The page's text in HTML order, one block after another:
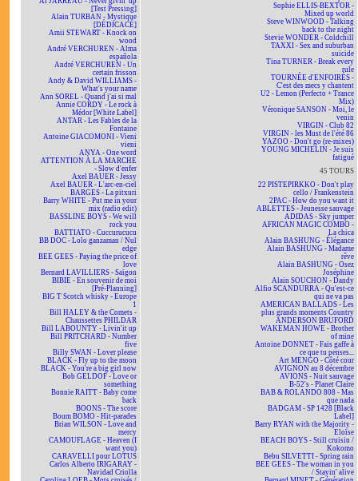
[Test Pressing]
Alain TURBAN - Mystique
[DÉDICACÉ]
Amii STEWART - Knock on
wood
André VERCHUREN - Alma
española
André VERCHUREN - Un
certain frisson
Andy & David WILLIAMS -
What's your name
Ann SOREL - Quand j'ai si mal
Annie CORDY - Le rock à
Médor [White Label]
ANTAR - Les Fables de la
Fontaine
Antoine GIACOMONI - Vieni
vieni
ANYA - One word
ATTENTION À LA MARCHE
- Slow d'enfer
Axel BAUER - Jessy
Axel BAUER - L'arc-en-ciel
BARGES - La pitxuri
Barry WHITE - Put me in your
mix (radio edit)
BASSLINE BOYS - We will
rock you
BATTIATO - Cuccurucucu
BB DOC - Lolo ganzaman / Nul
edge
BEE GEES - Paying the price of
love
Bernard LAVILLIERS - Saïgon
BIBIE - En souvenir de moi
[Pré-Planning]
BIG T Scotch whisky - Europe
1
Bill HALEY & the Comets -
Chaussettes PHILDAR
Bill LABOUNTY - Livin'it up
Bill PRITCHARD - Number
five
Billy SWAN - Lover please
BLACK - Fly up to the moon
BLACK - You're a big girl now
Bob GELDOF - Love or
something
Bonnie RAITT - Baby come
back
BOONS - The score
Boum BOMO - Hit-parades
Brian WILSON - Love and
mercy
CAMOUFLAGE - Heaven (I
want you)
CARAVELLI pour LOTUS
Carlos Alberto IRIGARAY -
Navidad Criolla
Sophie ELLIS-BEXTOR -
Mixed up world
Steve WINWOOD - Talking
back to the night
Stevie WONDER - Coldchill
TAXXI - Sex and suburban
suicide
Tina TURNER - Break every
rule
TOURNÉE d'ENFOIRÉS -
C'est des mecs y chantent
U2 - Lemon (Perfecto + Trance
Mix)
Véronique SANSON - Moi, le
venin
VIRGIN - Club 82
VIRGIN - les Must de l'été 86
YAZOO - Don't go (re-mixes)
YOUNG MICHELIN - Je suis
fatigué
45 TOURS
22 PISTEPIRKKO - Don't play
cello / Frankenstein
2PAC - How do you want it
ABLETTES - Jeunesse sauvage
ADIDAS - Sky jumper
AFRICAN MAGIC COMBO -
La chica
Alain BASHUNG - Élégance
Alain BASHUNG - Madame
rêve
Alain BASHUNG - Osez
Joséphine
Alain SOUCHON - Dandy
Alfio SCANDURRA - Qu'est-ce
qui ne va pas
AMERICAN BALLADS - Les
plus grands moments Country
ANDERSON BRUFORD
WAKEMAN HOWE - Brother
of mine
Antoine DONNET - Fais gaffe à
ce que tu penses...
Art MENGO - Côté cour
AVIGNON au 8 décembre
AVIONS - Nuit sauvage
B-52's - Planet Claire
BAB & ROLANDO 808 - Mas
que nada
BADGAM - SP 1428 [Black
Label]
Barry RYAN with the Majority -
Eloïse
BEACH BOYS - Still cruisin /
Kokomo
Bebu SILVETTI - Spring rain
BEE GEES - The woman in you
/ Stayin' alive